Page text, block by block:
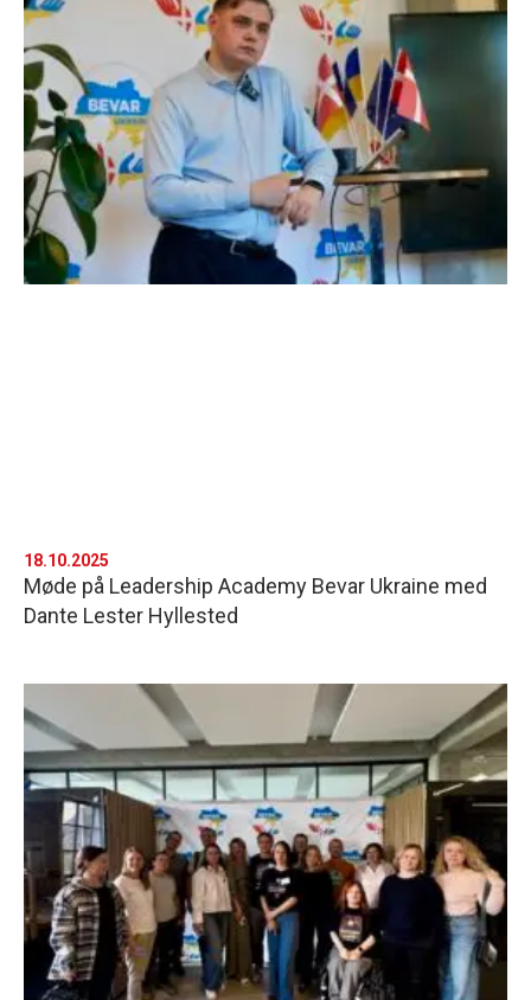
Møde på Leadership Academy Bevar Ukraine med
Dante Lester Hyllested
18.10.2025